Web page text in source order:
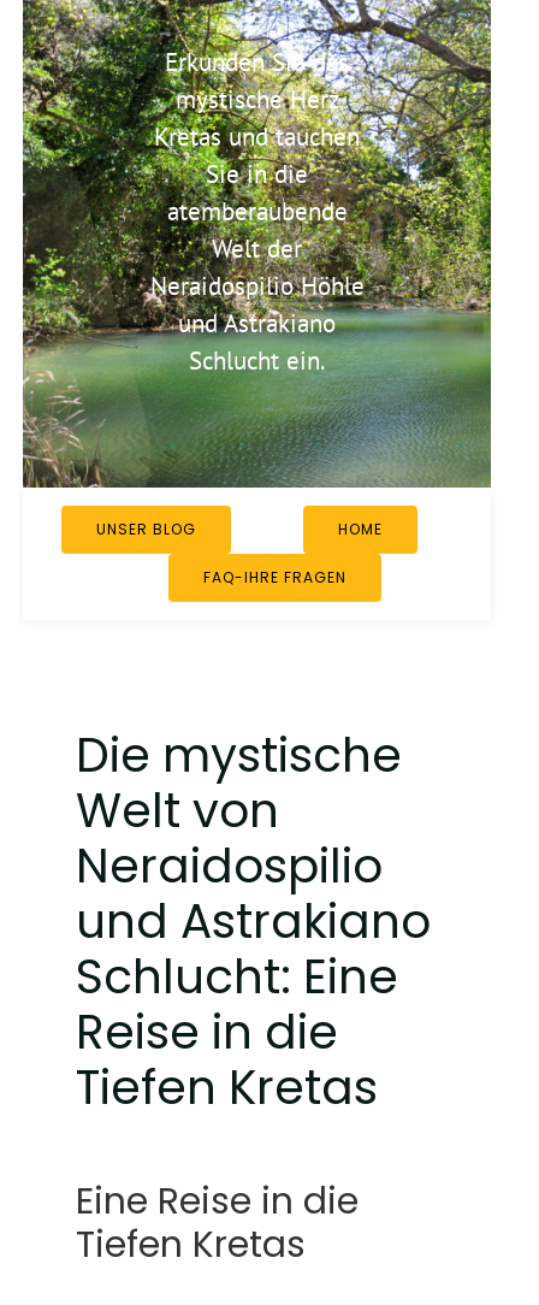
Erkunden Sie das
mystische Herz
Kretas und tauchen
Sie in die
atemberaubende
Welt der
Neraidospilio Höhle
und Astrakiano
Schlucht ein.
UNSER BLOG HOME
FAQ-IHRE FRAGEN
Die mystische
Welt von
Neraidospilio
und Astrakiano
Schlucht: Eine
Reise in die
Tiefen Kretas
Eine Reise in die
Tiefen Kretas